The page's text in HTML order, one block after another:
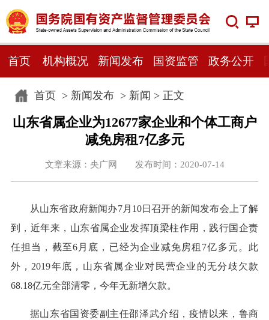
首页 机构概况 新闻发布 国资监管 政务公开
首页> 新闻发布> 新闻 > 正文
山东省属企业为12677家企业和个体工商户
减免房租7亿多元
文章来源：央广网 发布时间：2020-07-14
从山东省政府新闻办7月10日召开的新闻发布会上了解
到，近年来，山东省属企业发挥顶梁柱作用，践行国企责
任担当，截至6月底，已经为企业减免房租7亿多元。此
外，2019年底，山东省属企业对民营企业的无分歧欠款
68.18亿元全部清零，今年无新增欠款。
据山东省国资委副主任邵泽武介绍，疫情以来，鲁商